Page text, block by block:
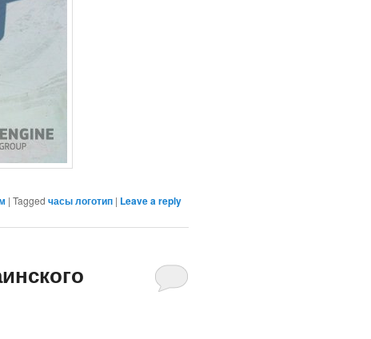
| Tagged часы логотип | Leave a reply